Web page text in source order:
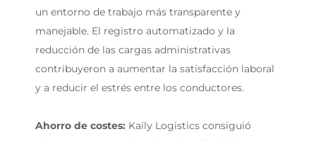
un entorno de trabajo más transparente y
manejable. El registro automatizado y la
reducción de las cargas administrativas
contribuyeron a aumentar la satisfacción laboral
y a reducir el estrés entre los conductores.
Ahorro de costes: Kaily Logistics consiguió